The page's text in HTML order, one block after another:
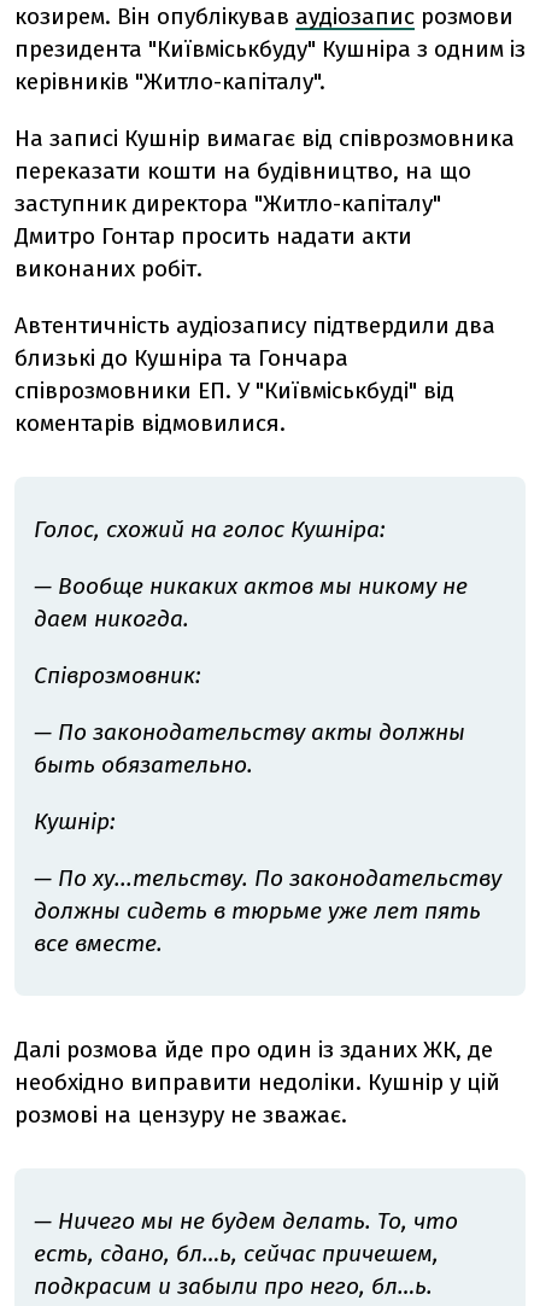
козирем. Він опублікував аудіозапис розмови
президента "Київміськбуду" Кушніра з одним із
керівників "Житло-капіталу".
На записі Кушнір вимагає від співрозмовника
переказати кошти на будівництво, на що
заступник директора "Житло-капіталу"
Дмитро Гонтар просить надати акти
виконаних робіт.
Автентичність аудіозапису підтвердили два
близькі до Кушніра та Гончара
співрозмовники ЕП. У "Київміськбуді" від
коментарів відмовилися.
Голос, схожий на голос Кушніра:
— Вообще никаких актов мы никому не
даем никогда.
Співрозмовник:
— По законодательству акты должны
быть обязательно.
Кушнір:
— По ху...тельству. По законодательству
должны сидеть в тюрьме уже лет пять
все вместе.
Далі розмова йде про один із зданих ЖК, де
необхідно виправити недоліки. Кушнір у цій
розмові на цензуру не зважає.
— Ничего мы не будем делать. То, что
есть, сдано, бл…ь, сейчас причешем,
подкрасим и забыли про него, бл…ь.